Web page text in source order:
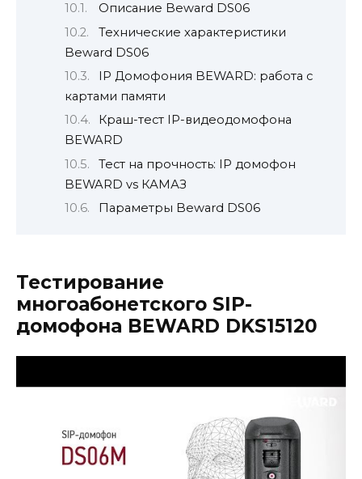
Описание Beward DS06
Технические характеристики
Beward DS06
IP Домофония BEWARD: работа с
картами памяти
Краш-тест IP-видеодомофона
BEWARD
Тест на прочность: IP домофон
BEWARD vs КАМАЗ
Параметры Beward DS06
Тестирование
многоабонетского SIP-
домофона BEWARD DKS15120